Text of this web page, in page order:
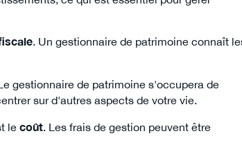
. Un gestionnaire de patrimoine connaît
gestionnaire de patrimoine s'occupera de
sur d'autres aspects de votre vie.
lecoût. Les frais de gestion peuvent être